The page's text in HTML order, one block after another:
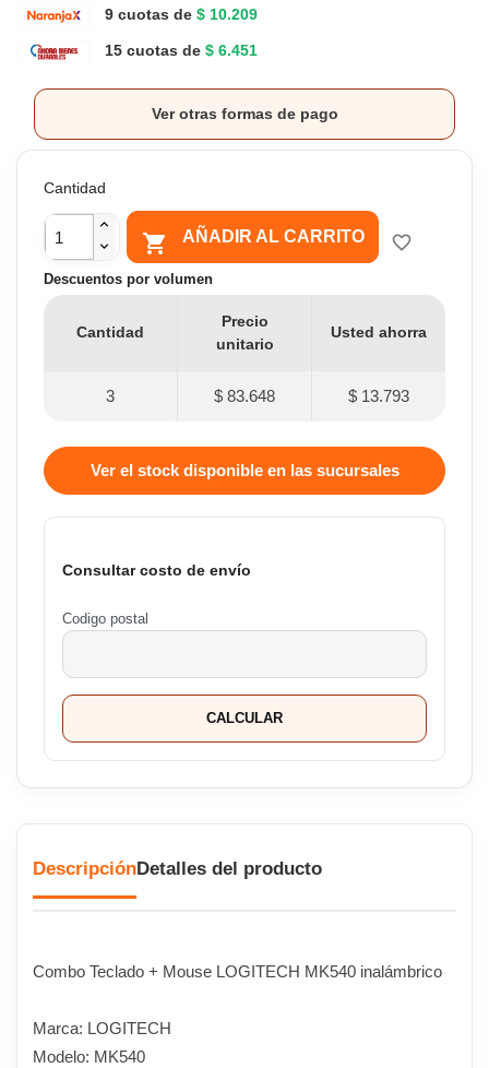
9 cuotas de $ 10.209
15 cuotas de $ 6.451
Ver otras formas de pago
Cantidad
 AÑADIR AL CARRITO favorite_border
Descuentos por volumen
Cantidad
Precio
unitario
Usted ahorra
3 $ 83.648 $ 13.793
Ver el stock disponible en las sucursales
Consultar costo de envío
Codigo postal
CALCULAR
DescripciónDetalles del producto
Combo Teclado + Mouse LOGITECH MK540 inalámbrico
Marca: LOGITECH
Modelo: MK540